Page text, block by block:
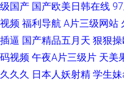
级国产 国产欧美日韩在线
视频 福利导航 A片三级网站
插逼 国产精品五月天 狠狠
码视频 午夜A片三级片 天美
久久久 日本人妖射精 学生